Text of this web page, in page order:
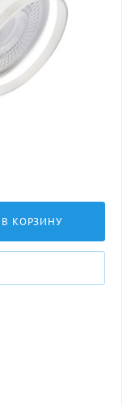
В КОРЗИНУ